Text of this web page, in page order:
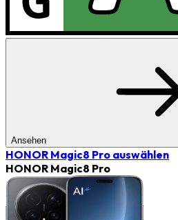
Ansehen
HONOR Magic8 Pro auswählen
HONOR Magic8 Pro